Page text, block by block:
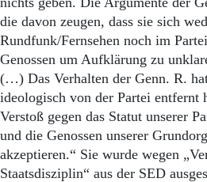
die davon zeugen, dass sie sich
Rundfunk/Fernsehen noch im
Genossen um Aufklärung zu
(…) Das Verhalten der Genn. R.
ideologisch von der Partei entfernt
Verstoß gegen das Statut unserer
und die Genossen unserer
akzeptieren.“ Sie wurde wegen
Staatsdisziplin“ aus der SED